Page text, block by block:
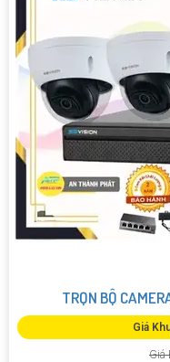
TRỌN BỘ
Giá
Giá